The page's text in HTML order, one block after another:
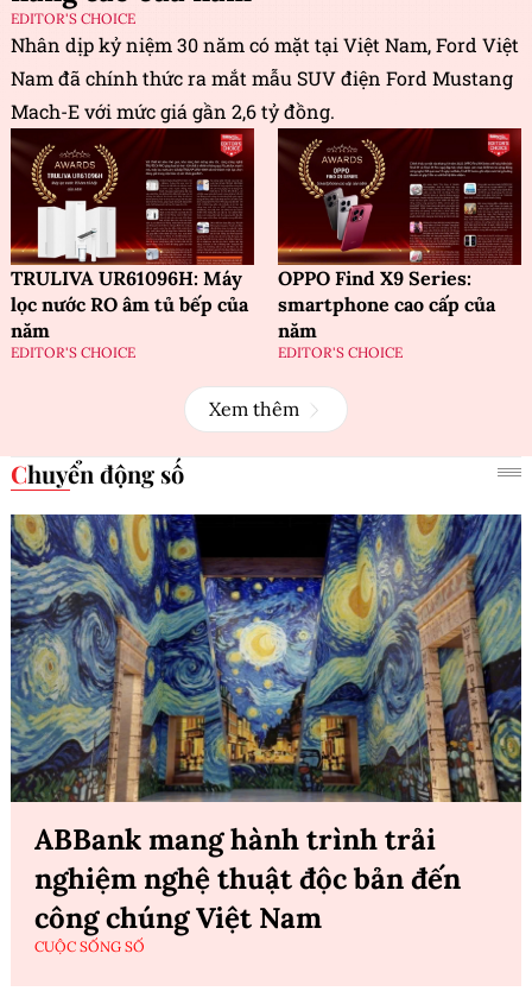
EDITOR'S CHOICE
Nhân dịp kỷ niệm 30 năm có mặt tại Việt Nam, Ford Việt
Nam đã chính thức ra mắt mẫu SUV điện Ford Mustang
Mach-E với mức giá gần 2,6 tỷ đồng.
TRULIVA UR61096H: Máy
lọc nước RO âm tủ bếp của
năm
EDITOR'S CHOICE
OPPO Find X9 Series:
smartphone cao cấp của
năm
EDITOR'S CHOICE
Xem thêm
Chuyển động số
ABBank mang hành trình trải
nghiệm nghệ thuật độc bản đến
công chúng Việt Nam
CUỘC SỐNG SỐ